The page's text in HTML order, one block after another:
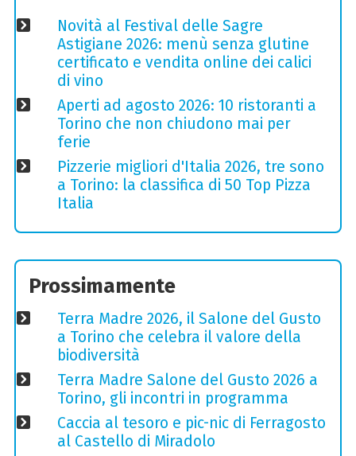
Novità al Festival delle Sagre
Astigiane 2026: menù senza glutine
certificato e vendita online dei calici
di vino
Aperti ad agosto 2026: 10 ristoranti a
Torino che non chiudono mai per
ferie
Pizzerie migliori d'Italia 2026, tre sono
a Torino: la classifica di 50 Top Pizza
Italia
Prossimamente
Terra Madre 2026, il Salone del Gusto
a Torino che celebra il valore della
biodiversità
Terra Madre Salone del Gusto 2026 a
Torino, gli incontri in programma
Caccia al tesoro e pic-nic di Ferragosto
al Castello di Miradolo